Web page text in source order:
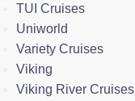
TUI Cruises
Uniworld
Variety Cruises
Viking
Viking River Cruises